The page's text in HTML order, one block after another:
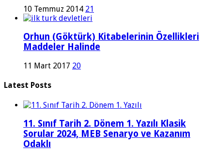
10 Temmuz 2014 21
Orhun (Göktürk) Kitabelerinin Özellikleri
Maddeler Halinde
11 Mart 2017 20
Latest Posts
11. Sınıf Tarih 2. Dönem 1. Yazılı Klasik
Sorular 2024, MEB Senaryo ve Kazanım
Odaklı